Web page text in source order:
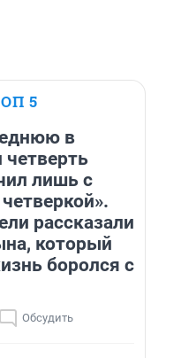
5
в
лишь с
рассказали
который
боролся с
Обсудить